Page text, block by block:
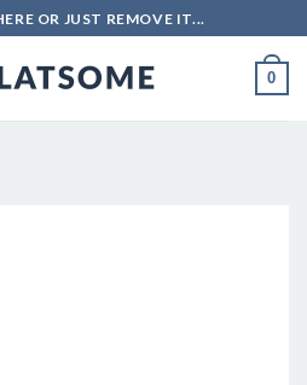
OR JUST REMOVE IT...
0